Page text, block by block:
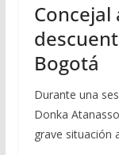
Bogotá
Durante una
Donka
grave situación